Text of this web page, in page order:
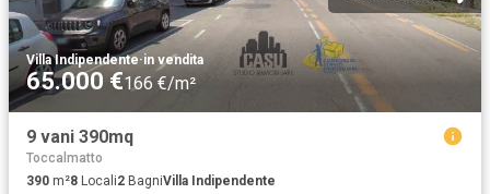
Villa Indipendente·in vendita
65.000 €166 €/m²
9 vani 390mq
Toccalmatto
390 m²8 Locali2 BagniVilla Indipendente